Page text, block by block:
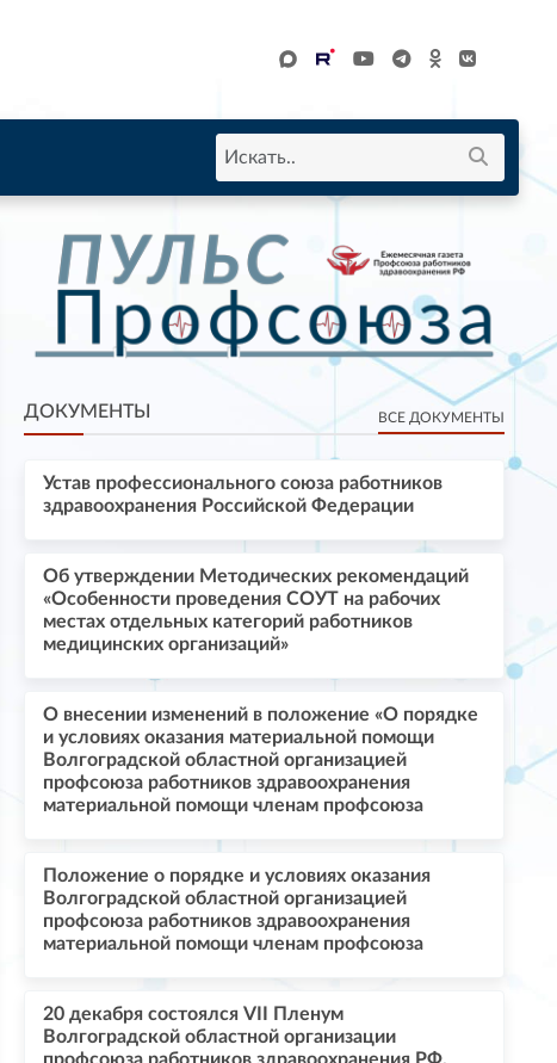
ДОКУМЕНТЫ ВСЕ ДОКУМЕНТЫ
Устав профессионального союза работников
здравоохранения Российской Федерации
Об утверждении Методических рекомендаций
«Особенности проведения СОУТ на рабочих
местах отдельных категорий работников
медицинских организаций»
О внесении изменений в положение «О порядке
и условиях оказания материальной помощи
Волгоградской областной организацией
профсоюза работников здравоохранения
материальной помощи членам профсоюза
Положение о порядке и условиях оказания
Волгоградской областной организацией
профсоюза работников здравоохранения
материальной помощи членам профсоюза
20 декабря состоялся VII Пленум
Волгоградской областной организации